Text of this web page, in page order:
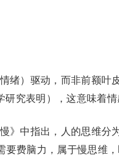
绪）驱动，而非前额叶
研究表明），这意味着情
》中指出，人的思维分
费脑力，属于慢思维，